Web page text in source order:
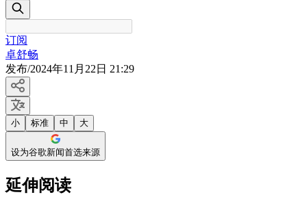
订阅
卓舒畅
发布/2024年11月22日 21:29
小 标准 中 大
设为谷歌新闻首选来源
延伸阅读